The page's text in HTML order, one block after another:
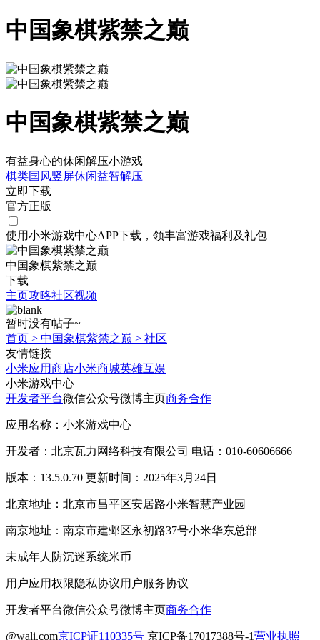
中国象棋紫禁之巅
中国象棋紫禁之巅
有益身心的休闲解压小游戏
棋类国风竖屏休闲益智解压
立即下载
官方正版
使用小米游戏中心APP下载 ，领丰富游戏福利 及礼包
中国象棋紫禁之巅
下载
主页攻略社区视频
暂时没有帖子~
首页 > 中国象棋紫禁之巅 > 社区
友情链接
小米应用商店小米商城英雄互娱
小米游戏中心
开发者平台微信公众号微博主页商务合作
应用名称：小米游戏中心
开发者：北京瓦力网络科技有限公司 电话：010-60606666
版本：13.5.0.70 更新时间：2025年3月24日
北京地址：北京市昌平区安居路小米智慧产业园
南京地址：南京市建邺区永初路37号小米华东总部
未成年人防沉迷系统米币
用户应用权限隐私协议用户服务协议
开发者平台微信公众号微博主页商务合作
@wali.com京ICP证110335号 京ICP备17017388号-1营业执照